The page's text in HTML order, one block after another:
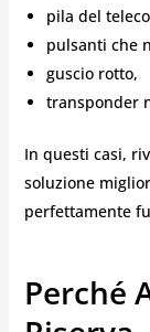
pila del
pulsanti che
guscio rotto,
transponder
In questi casi,
soluzione
perfettamente
Perché